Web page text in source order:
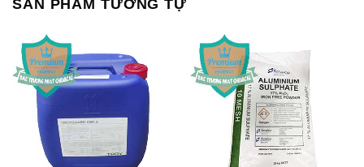
Chất Bảo Quản CMIT Thái
Lan Thailand
Phèn Nhôm – Al2(SO4)3 17%
Ấn Độ India